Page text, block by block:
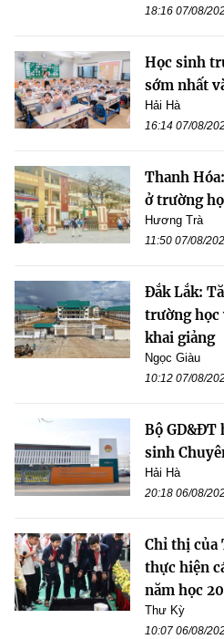
18:16 07/08/
Học sinh
sớm nhất
Hải Hà
16:14 07/08/
Thanh
ở trường
Hương Trà
11:50 07/08/
Đắk Lắk:
trường học
khai giảng
Ngọc Giàu
10:12 07/08/
Bộ GD&ĐT
sinh
Hải Hà
20:18 06/08/
Chỉ thị của
thực hiện
năm học
Thư Kỳ
10:07 06/08/